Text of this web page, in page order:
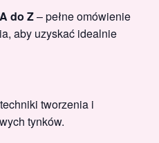
do Z– pełne omówienie
aby uzyskać idealnie
tworzenia i
tynków.